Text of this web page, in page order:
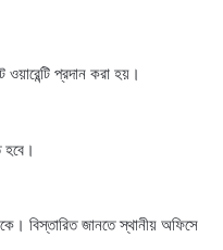
ওয়ারেন্টি প্রদান করা হয়।
হবে।
বিস্তারিত জানতে স্থানীয় অফিসে